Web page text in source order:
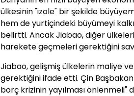
ülkesinin "izole" bir şekilde
hem de yurtiçindeki büyümeyi
belirtti. Ancak Jiabao, diğer
harekete geçmeleri gerektiğini
Jiabao, gelişmiş ülkelerin maliye
gerektiğini ifade etti. Çin
borç krizinin yayılması önlenmeli"